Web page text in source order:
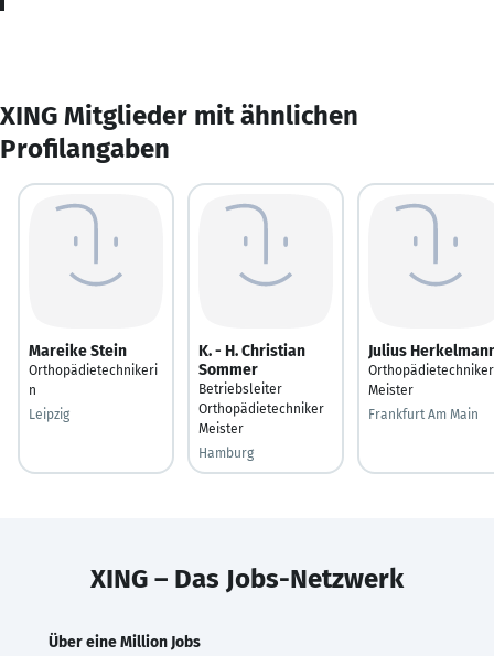
XING Mitglieder mit ähnlichen
Profilangaben
Mareike Stein
Orthopädietechnikeri
n
Leipzig
K. - H. Christian
Sommer
Betriebsleiter
Orthopädietechniker
Meister
Hamburg
Julius
Meister
Frankfurt Am Main
XING – Das Jobs-Netzwerk
Über eine Million Jobs